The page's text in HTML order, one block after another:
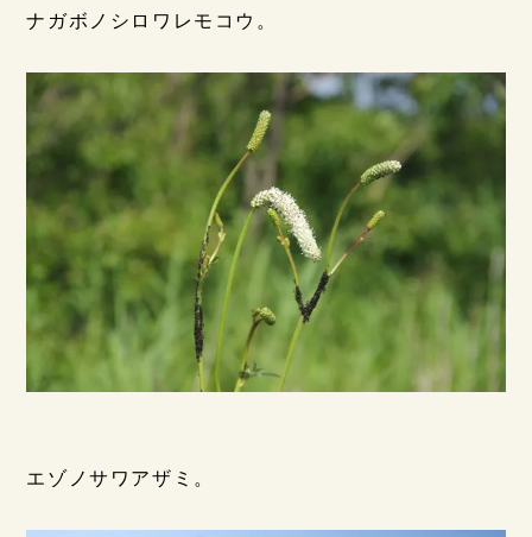
ナガボノシロワレモコウ。
エゾノサワアザミ。